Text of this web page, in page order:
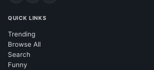
QUICK LINKS
Trending
Browse All
Search
Funny